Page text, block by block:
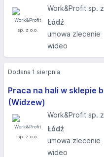
Work&Profit sp.
Łódź
umowa zlecenie
wideo
Praca na hali w sklepie
(Widzew)
Work&Profit sp.
Łódź
umowa zlecenie
wideo
Dodana 1 sierpnia